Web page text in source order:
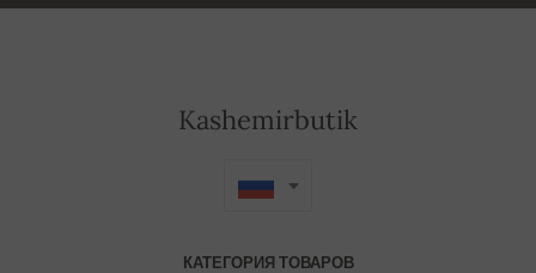
Kashemirbutik
КАТЕГОРИЯ ТОВАРОВ